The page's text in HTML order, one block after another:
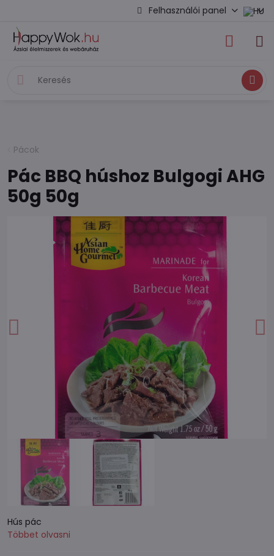
Felhasználói panel
Keresés
Pácok
Pác BBQ húshoz Bulgogi AHG
50g 50g
Hús pác
Többet olvasni